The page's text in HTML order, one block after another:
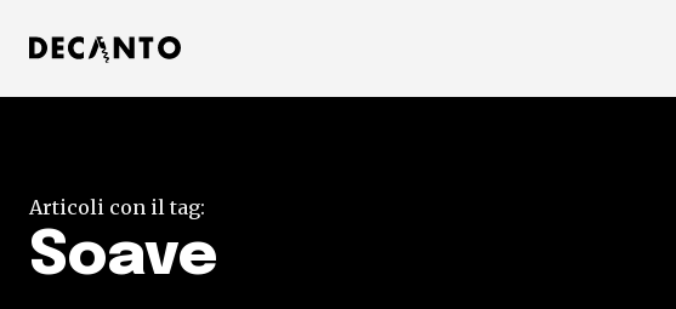
Articoli con il tag:
Soave